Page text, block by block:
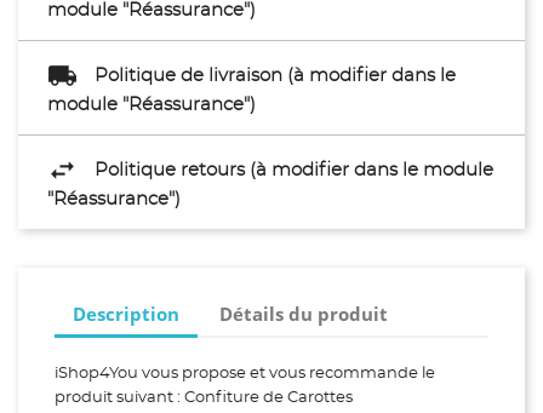
module "Réassurance")
Politique de livraison (à modifier dans le
module "Réassurance")
Politique retours (à modifier dans le module
"Réassurance")
Description Détails du produit
iShop4You vous propose et vous recommande le
produit suivant : Confiture de Carottes